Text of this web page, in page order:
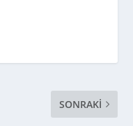
SONRAKI